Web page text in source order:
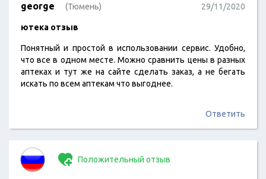
george (Тюмень) 29/11/2020
ютека отзыв
Понятный и простой в использовании сервис. Удобно,
что все в одном месте. Можно сравнить цены в разных
аптеках и тут же на сайте сделать заказ, а не бегать
искать по всем аптекам что выгоднее.
Ответить
Положительный отзыв